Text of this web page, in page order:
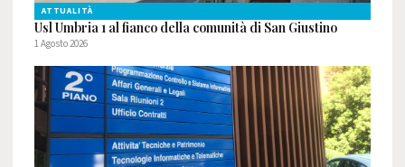
ATTUALITÀ
Usl Umbria 1 al fianco della comunità di San Giustino
1 Agosto 2026